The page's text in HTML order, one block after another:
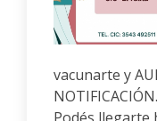
vacunarte y
NOTIFICACIÓN.